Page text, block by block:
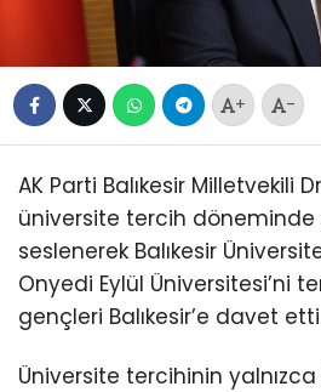
+ -
AK Parti Balıkesir Milletvekili
üniversite tercih
seslenerek Balıkesir
Onyedi Eylül Üniversitesi’ni
gençleri Balıkesir’e davet
Üniversite tercihinin